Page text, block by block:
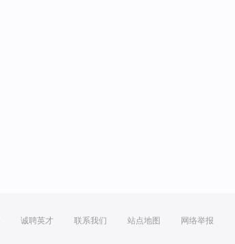
诚聘英才 联系我们 站点地图 网络举报